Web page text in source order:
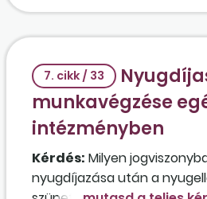
7. cikk / 33
munkavégzése
intézményben
Kérdés: Milyen
nyugdíjazása után a